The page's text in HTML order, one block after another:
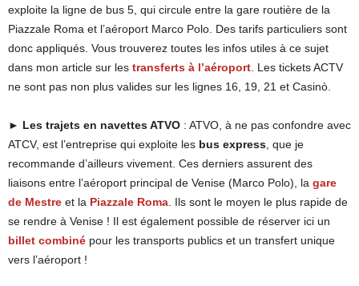
exploite la ligne de bus 5, qui circule entre la gare routière de la
Piazzale Roma et l’aéroport Marco Polo. Des tarifs particuliers sont
donc appliqués. Vous trouverez toutes les infos utiles à ce sujet
dans mon article sur les transferts à l’aéroport . Les tickets ACTV
ne sont pas non plus valides sur les lignes 16, 19, 21 et Casinò.
► Les trajets en navettes ATVO : ATVO, à ne pas confondre avec
ATCV, est l’entreprise qui exploite les bus express , que je
recommande d’ailleurs vivement. Ces derniers assurent des
liaisons entre l’aéroport principal de Venise (Marco Polo), la gare
de Mestre et la Piazzale Roma . Ils sont le moyen le plus rapide de
se rendre à Venise ! Il est également possible de réserver ici un
billet combiné pour les transports publics et un transfert unique
vers l’aéroport !